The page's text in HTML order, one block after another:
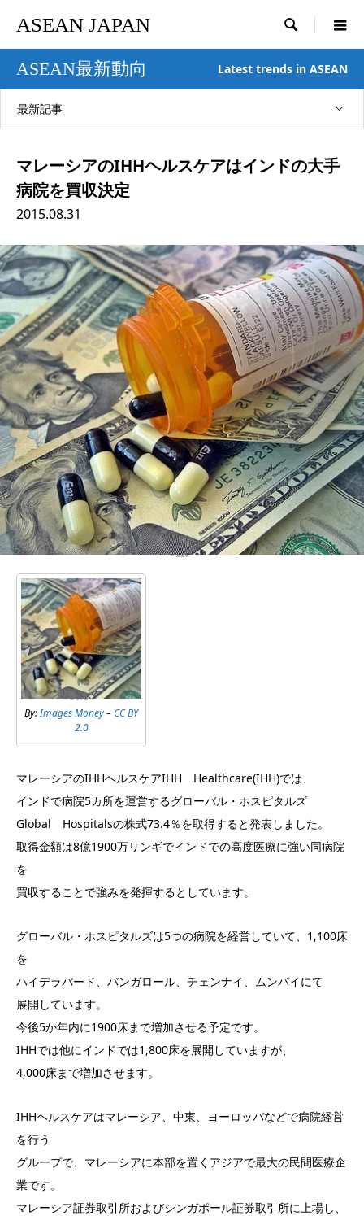
ASEAN JAPAN 
ASEAN最新動向 Latest trends in ASEAN
最新記事
マレーシアのIHHヘルスケアはインドの大手
病院を買収決定
2015.08.31
By:Images Money–CC BY
2.0
マレーシアのIHHヘルスケアIHH Healthcare(IHH)では、
インドで病院5カ所を運営するグローバル・ホスピタルズ
Global Hospitalsの株式73.4％を取得すると発表しました。
取得金額は8億1900万リンギでインドでの高度医療に強い同病院
を
買収することで強みを発揮するとしています。
グローバル・ホスピタルズは5つの病院を経営していて、1,100床
を
ハイデラバード、バンガロール、チェンナイ、ムンバイにて
展開しています。
今後5か年内に1900床まで増加させる予定です。
IHHでは他にインドでは1,800床を展開していますが、
4,000床まで増加させます。
IHHヘルスケアはマレーシア、中東、ヨーロッパなどで病院経営
を行う
グループで、マレーシアに本部を置くアジアで最大の民間医療企
業です。
マレーシア証券取引所およびシンガポール証券取引所に上場し、